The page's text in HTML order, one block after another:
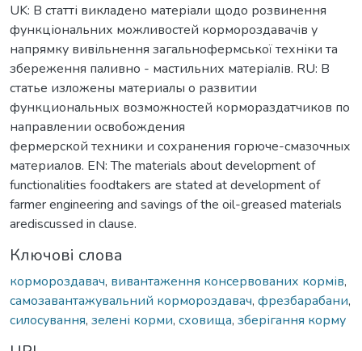
UK: В статті викладено матеріали щодо розвинення
функціональних можливостей кормороздавачів у
напрямку вивільнення загальнофермської техніки та
збереження паливно - мастильних матеріалів. RU: В
статье изложены материалы о развитии
функциональных возможностей кормораздатчиков по
направлении освобождения
фермерской техники и сохранения горюче-смазочных
материалов. EN: The materials about development of
functionalities foodtakers are stated at development of
farmer engineering and savings of the oil-greased materials
arediscussed in clause.
Ключові слова
кормороздавач, вивантаження консервованих кормів,
самозавантажувальний кормороздавач, фрезбарабани,
силосування, зелені корми, сховища, зберігання корму